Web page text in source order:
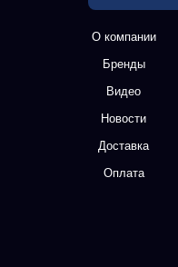
О компании
Бренды
Видео
Новости
Доставка
Оплата